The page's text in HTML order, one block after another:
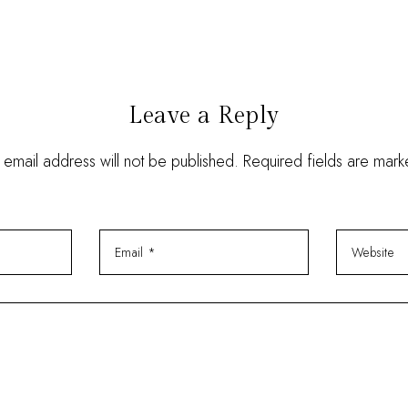
Leave a Reply
email address will not be published. Required fields are